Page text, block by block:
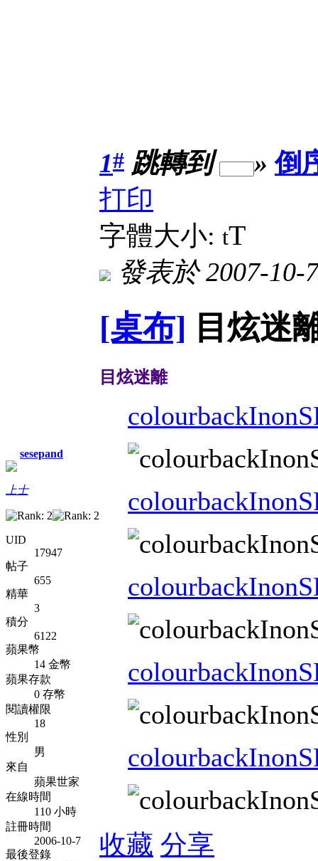
sesepand
上士
UID
17947
帖子
655
精華
3
積分
6122
蘋果幣
14 金幣
蘋果存款
0 存幣
閱讀權限
18
性別
男
來自
蘋果世家
在線時間
110 小時
註冊時間
2006-10-7
最後登錄
1# 跳轉到 » 倒
打印
字體大小: tT
發表於 2007-10-
[桌布] 目炫迷
目炫迷離
收藏 分享